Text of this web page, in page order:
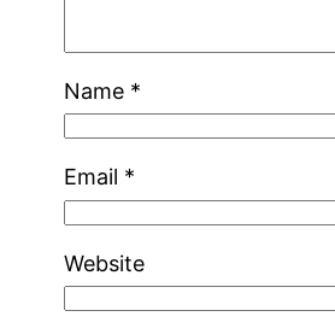
Name *
Email *
Website